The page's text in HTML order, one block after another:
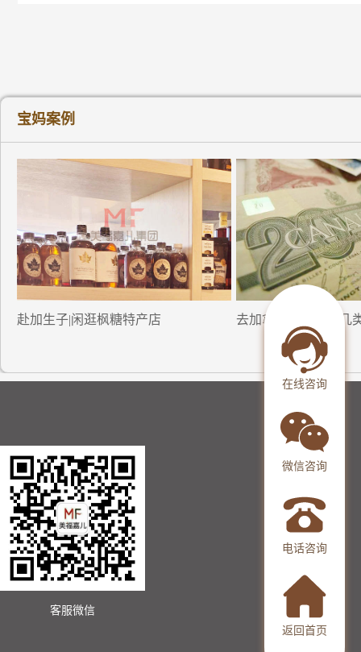
宝妈案例
赴加生子|闲逛枫糖特产店 去加拿大生小孩的几
在线咨询
微信咨询
电话咨询
返回首页
客服微信